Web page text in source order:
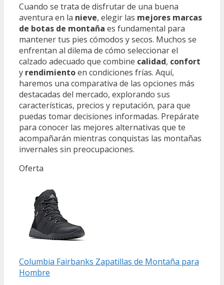
Cuando se trata de disfrutar de una buena
aventura en la nieve, elegir las mejores marcas
de botas de montaña es fundamental para
mantener tus pies cómodos y secos. Muchos se
enfrentan al dilema de cómo seleccionar el
calzado adecuado que combine calidad, confort
y rendimientoen condiciones frías. Aquí,
haremos una comparativa de las opciones más
destacadas del mercado, explorando sus
características, precios y reputación, para que
puedas tomar decisiones informadas. Prepárate
para conocer las mejores alternativas que te
acompañarán mientras conquistas las montañas
invernales sin preocupaciones.
Oferta
Columbia Fairbanks Zapatillas de Montaña para
Hombre